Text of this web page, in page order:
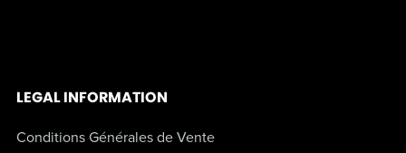
LEGAL INFORMATION
Conditions Générales de Vente